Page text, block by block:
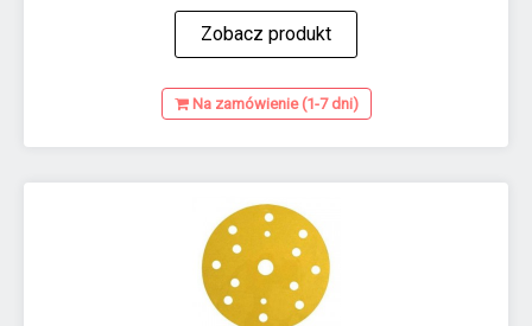
Zobacz produkt
Na zamówienie (1-7 dni)